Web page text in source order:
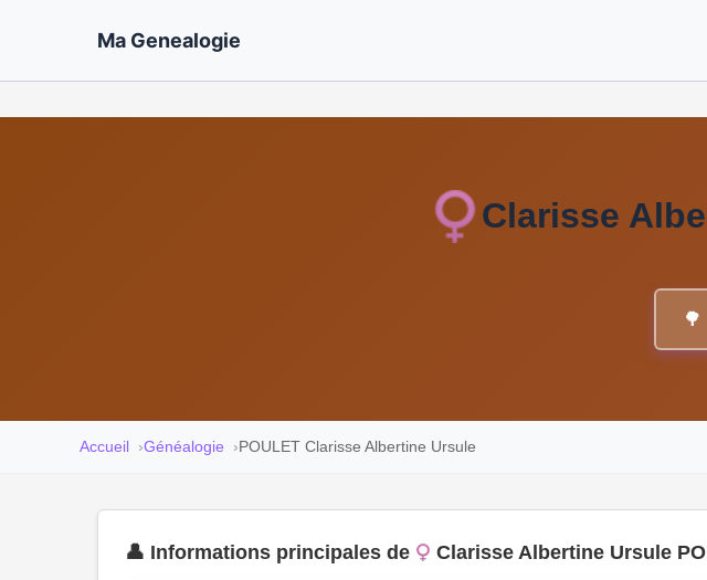
Ma Genealogie
Clarisse
Accueil Généalogie POULET Clarisse Albertine Ursule
👤 Informations principales de Clarisse Albertine Ursule